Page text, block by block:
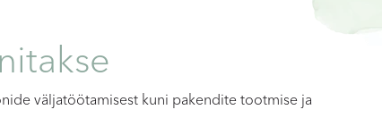
väljatöötamisest kuni pakendite tootmise ja